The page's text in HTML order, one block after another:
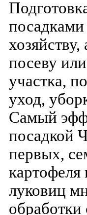
посеву
участка,
уход,
Самый
посадкой
первых,
картофеля
луковиц